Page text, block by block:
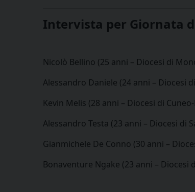
Intervista per Giornata
Nicolò Bellino (25 anni – Diocesi di
Alessandro Daniele (24 anni – Diocesi
Kevin Melis (28 anni – Diocesi di
Alessandro Testa (23 anni – Diocesi di
Gianmichele De Conno (30 anni –
Bonaventure Ngake (23 anni – Diocesi